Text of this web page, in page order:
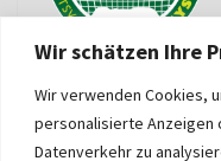
Wir schätzen Ihre
Wir verwenden Cookies,
personalisierte Anzeigen
Datenverkehr zu